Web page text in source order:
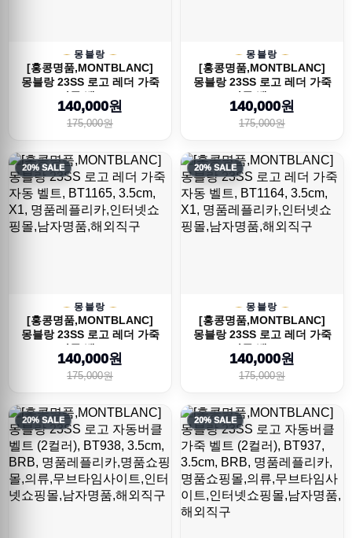
몽블랑
[홍콩명품,MONTBLANC]
몽블랑 23SS 로고 레더 가죽
자동 벨트, ...
140,000원
175,000원
몽블랑
[홍콩명품,MONTBLANC]
몽블랑 23SS 로고 레더 가죽
자동 벨트, ...
140,000원
175,000원
20% SALE
몽블랑
[홍콩명품,MONTBLANC]
몽블랑 23SS 로고 레더 가죽
자동 벨트, ...
140,000원
175,000원
20% SALE
몽블랑
[홍콩명품,MONTBLANC]
몽블랑 23SS 로고 레더 가죽
자동 벨트, ...
140,000원
175,000원
20% SALE 20% SALE